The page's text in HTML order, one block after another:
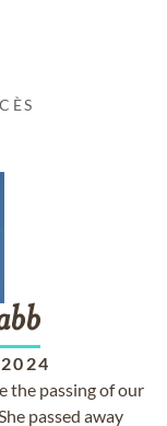
the passing of our
passed away